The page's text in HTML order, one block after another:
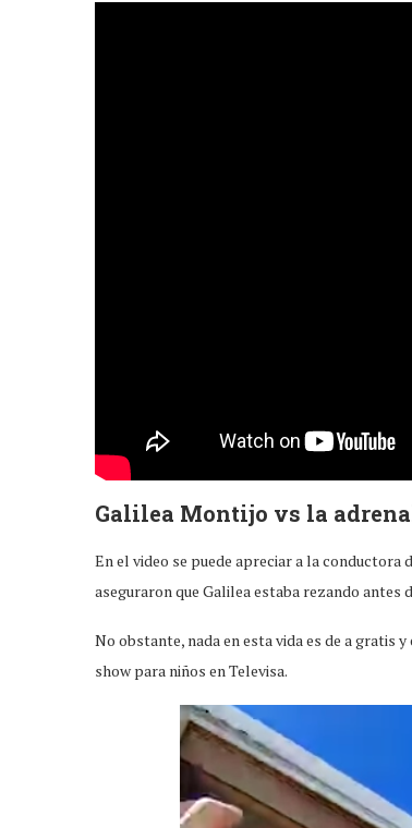
Galilea Montijo vs la
En el video se puede apreciar a la conductora
aseguraron que Galilea estaba rezando antes
No obstante, nada en esta vida es de a gratis
show para niños en Televisa.